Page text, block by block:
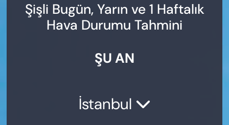
Şişli Bugün, Yarın ve 1 Haftalık
Hava Durumu Tahmini
ŞU AN
İstanbul
YENİ MEDYADA EMEK
GAZETECİLİĞİNİ GELİŞTİRMEK
Trafik Durumu
Süper Lig Puan Durumu ve Fikstür